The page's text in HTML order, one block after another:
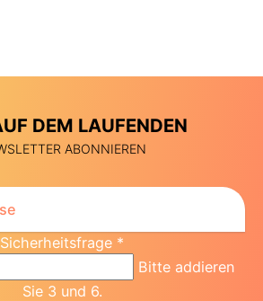
DEM LAUFENDEN
ABONNIEREN
Sicherheitsfrage *
Bitte addieren
Sie 3 und 6.